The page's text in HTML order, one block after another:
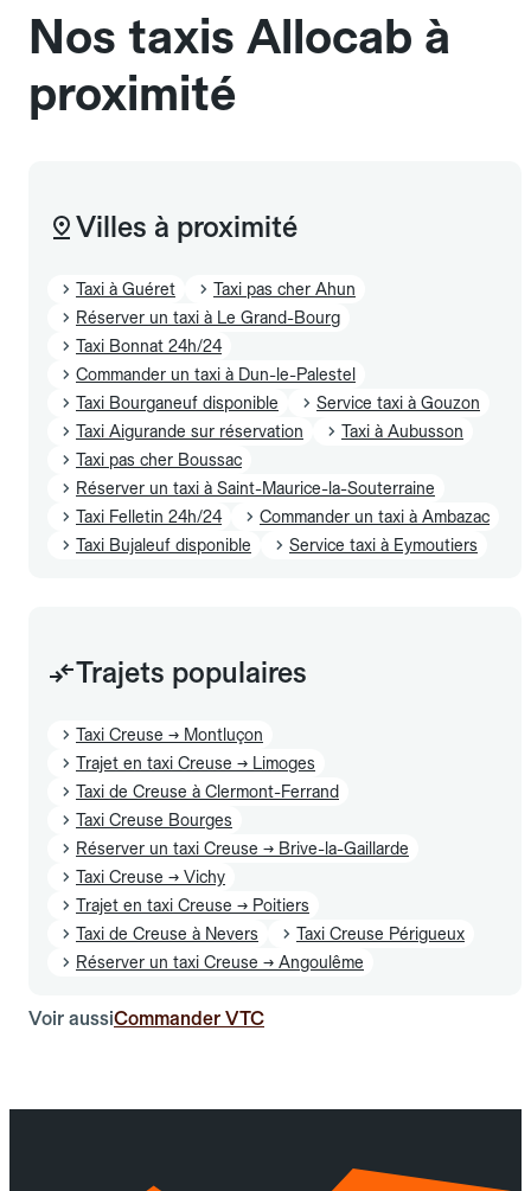
Nos taxis Allocab à
proximité
Villes à proximité
Taxi à Guéret
Taxi pas cher Ahun
Réserver un taxi à Le Grand-Bourg
Taxi Bonnat 24h/24
Commander un taxi à Dun-le-Palestel
Taxi Bourganeuf disponible
Service taxi à Gouzon
Taxi Aigurande sur réservation
Taxi à Aubusson
Taxi pas cher Boussac
Réserver un taxi à Saint-Maurice-la-Souterraine
Taxi Felletin 24h/24
Commander un taxi à Ambazac
Taxi Bujaleuf disponible
Service taxi à Eymoutiers
Trajets populaires
Taxi Creuse → Montluçon
Trajet en taxi Creuse → Limoges
Taxi de Creuse à Clermont-Ferrand
Taxi Creuse Bourges
Réserver un taxi Creuse → Brive-la-Gaillarde
Taxi Creuse → Vichy
Trajet en taxi Creuse → Poitiers
Taxi de Creuse à Nevers
Taxi Creuse Périgueux
Réserver un taxi Creuse → Angoulême
Voir aussiCommander VTC